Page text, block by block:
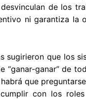
de los
ni garantiza la
sugirieron que los
“ganar-ganar” de
que
con los